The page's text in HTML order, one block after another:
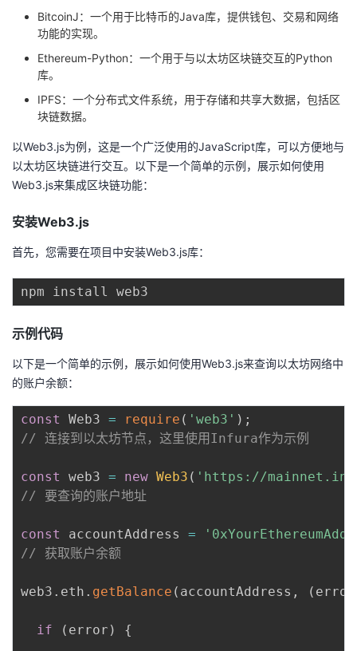
BitcoinJ：一个用于比特币的Java库，提供钱包、交易和网络
功能的实现。
Ethereum-Python：一个用于与以太坊区块链交互的Python
库。
IPFS：一个分布式文件系统，用于存储和共享大数据，包括区
块链数据。
以Web3.js为例，这是一个广泛使用的JavaScript库，可以方便地与
以太坊区块链进行交互。以下是一个简单的示例，展示如何使用
Web3.js来集成区块链功能：
安装Web3.js
首先，您需要在项目中安装Web3.js库：
示例代码
以下是一个简单的示例，展示如何使用Web3.js来查询以太坊网络中
的账户余额：
const Web3 = require ( 'web3' ) ;
// 连接到以太坊节点，这里使用Infura作为示例
const web3 = new Web3 ( 'https://
// 要查询的账户地址
const accountAddress =
// 获取账户余额
web3 . eth . getBalance ( accountAddress , ( error
if ( error ) {